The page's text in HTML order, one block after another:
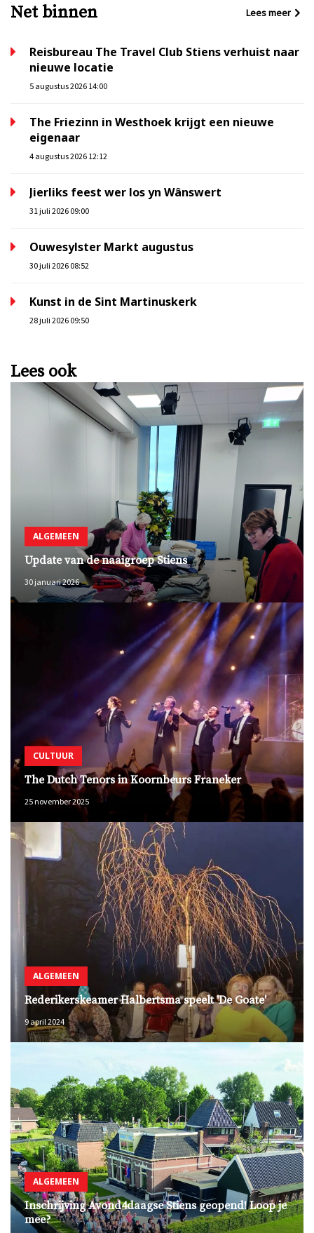
Net binnen Lees meer
Reisbureau The Travel Club Stiens verhuist naar
nieuwe locatie
5 augustus 2026 14:00
The Friezinn in Westhoek krijgt een nieuwe
eigenaar
4 augustus 2026 12:12
Jierliks feest wer los yn Wânswert
31 juli 2026 09:00
Ouwesylster Markt augustus
30 juli 2026 08:52
Kunst in de Sint Martinuskerk
28 juli 2026 09:50
Lees ook
ALGEMEEN
Update van de naaigroep Stiens
30 januari 2026
CULTUUR
The Dutch Tenors in Koornbeurs Franeker
25 november 2025
ALGEMEEN
Rederikerskeamer Halbertsma speelt 'De Goate'
9 april 2024
ALGEMEEN
Inschrijving Avond4daagse Stiens geopend! Loop je
mee?